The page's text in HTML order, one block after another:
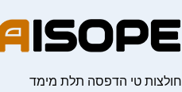
חולצות טי הדפסה תלת מימד